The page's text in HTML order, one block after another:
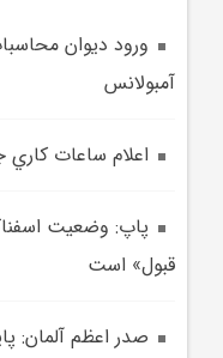
ورود ديوان
آمبولانس
اعلام ساعات
پاپ: وضعيت
قبول» است
صدر اعظم آلمان: